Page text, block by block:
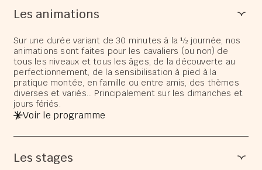
Les animations
Sur une durée variant de 30 minutes à la ½ journée, nos
animations sont faites pour les cavaliers (ou non) de
tous les niveaux et tous les âges, de la découverte au
perfectionnement, de la sensibilisation à pied à la
pratique montée, en famille ou entre amis, des thèmes
diverses et variés… Principalement sur les dimanches et
jours fériés.
Voir le programme
Les stages